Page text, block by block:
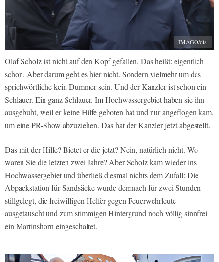
IMAGO/dts
Olaf Scholz ist nicht auf den Kopf gefallen. Das heißt: eigentlich
schon. Aber darum geht es hier nicht. Sondern vielmehr um das
sprichwörtliche kein Dummer sein. Und der Kanzler ist schon ein
Schlauer. Ein ganz Schlauer. Im Hochwassergebiet haben sie ihn
ausgebuht, weil er keine Hilfe geboten hat und nur angeflogen kam,
um eine PR-Show abzuziehen. Das hat der Kanzler jetzt abgestellt.
Das mit der Hilfe? Bietet er die jetzt? Nein, natürlich nicht. Wo
waren Sie die letzten zwei Jahre? Aber Scholz kam wieder ins
Hochwassergebiet und überließ diesmal nichts dem Zufall: Die
Abpackstation für Sandsäcke wurde demnach für zwei Stunden
stillgelegt, die freiwilligen Helfer gegen Feuerwehrleute
ausgetauscht und zum stimmigen Hintergrund noch völlig sinnfrei
ein Martinshorn eingeschaltet.